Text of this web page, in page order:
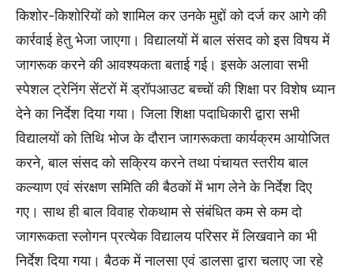
किशोर-किशोरियों को शामिल कर उनके मुद्दों को दर्ज कर आगे की
कार्रवाई हेतु भेजा जाएगा। विद्यालयों में बाल संसद को इस विषय में
जागरूक करने की आवश्यकता बताई गई। इसके अलावा सभी
स्पेशल ट्रेनिंग सेंटरों में ड्रॉपआउट बच्चों की शिक्षा पर विशेष ध्यान
देने का निर्देश दिया गया। जिला शिक्षा पदाधिकारी द्वारा सभी
विद्यालयों को तिथि भोज के दौरान जागरूकता कार्यक्रम आयोजित
करने, बाल संसद को सक्रिय करने तथा पंचायत स्तरीय बाल
कल्याण एवं संरक्षण समिति की बैठकों में भाग लेने के निर्देश दिए
गए। साथ ही बाल विवाह रोकथाम से संबंधित कम से कम दो
जागरूकता स्लोगन प्रत्येक विद्यालय परिसर में लिखवाने का भी
निर्देश दिया गया। बैठक में नालसा एवं डालसा द्वारा चलाए जा रहे